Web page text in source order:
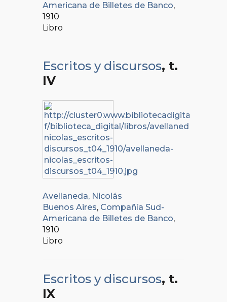
Americana de Billetes de Banco,
1910
Libro
Escritos y discursos, t.
IV
Avellaneda, Nicolás
Buenos Aires, Compañía Sud-
Americana de Billetes de Banco,
1910
Libro
Escritos y discursos, t.
IX